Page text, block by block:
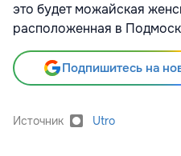
это будет можайская
расположенная в
Подпишитесь на
Источник Utro